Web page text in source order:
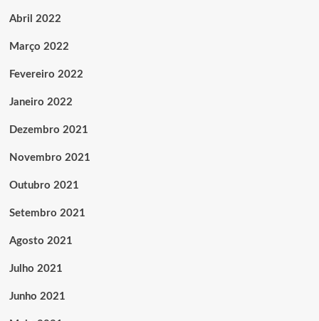
Abril 2022
Março 2022
Fevereiro 2022
Janeiro 2022
Dezembro 2021
Novembro 2021
Outubro 2021
Setembro 2021
Agosto 2021
Julho 2021
Junho 2021